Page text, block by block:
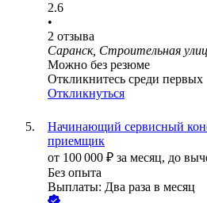
2.6
•
2 отзыва
Саранск, Строительная
Можно без резюме
Откликнитесь среди первых
Откликнуться
Начинающий сервисный
приемщик
от 100 000 ₽ за месяц, до
Без опыта
Выплаты: Два раза в месяц